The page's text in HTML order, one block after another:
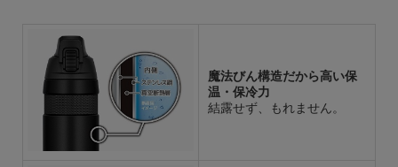
魔法びん構造だから高い保
温・保冷力
結露せず、もれません。